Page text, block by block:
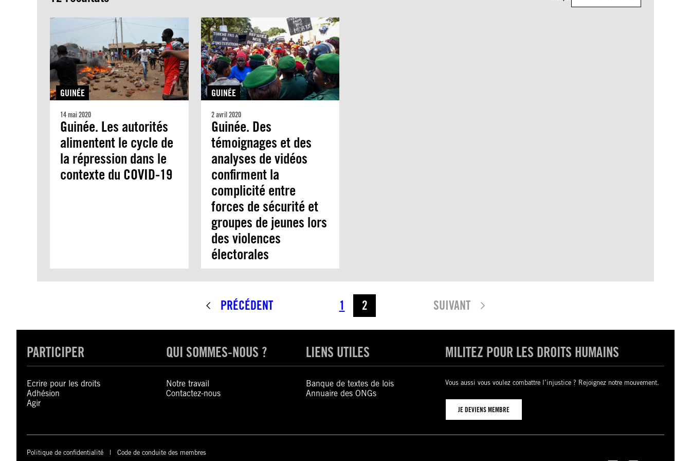
GUINÉE
14 mai 2020
Guinée. Les autorités
alimentent le cycle de
la répression dans le
contexte du COVID-19
GUINÉE
2 avril 2020
Guinée. Des
témoignages et des
analyses de vidéos
confirment la
complicité entre
forces de sécurité et
groupes de jeunes lors
des violences
électorales
PRÉCÉDENT 1 2 SUIVANT
PARTICIPER
Ecrire pour les droits
Adhésion
Agir
QUI SOMMES-NOUS ?
Notre travail
Contactez-nous
LIENS UTILES
Banque de textes de lois
Annuaire des ONGs
MILITEZ POUR LES DROITS HUMAINS
Vous aussi vous voulez combattre l’injustice ? Rejoignez notre mouvement.
JE DEVIENS MEMBRE
Politique de confidentialité Code de conduite des membres